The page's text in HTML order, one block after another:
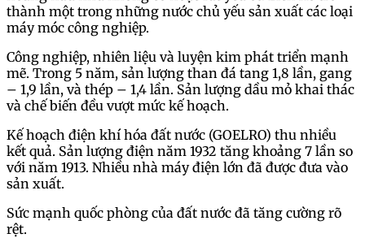
thành một trong những nước chủ yếu sản xuất các loại
máy móc công nghiệp.
Công nghiệp, nhiên liệu và luyện kim phát triển mạnh
mẽ. Trong 5 năm, sản lượng than đá tang 1,8 lần, gang
– 1,9 lần, và thép – 1,4 lần. Sản lượng dầu mỏ khai thác
và chế biến đều vượt mức kế hoạch.
Kế hoạch điện khí hóa đất nước (GOELRO) thu nhiều
kết quả. Sản lượng điện năm 1932 tăng khoảng 7 lần so
với năm 1913. Nhiều nhà máy điện lớn đã được đưa vào
sản xuất.
Sức mạnh quốc phòng của đất nước đã tăng cường rõ
rệt.